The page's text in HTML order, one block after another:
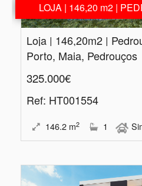
LOJA | 146,20 m2 |
Loja | 146,20m2 |
Porto, Maia, Pedrouços
325.000€
Ref: HT001554
146.2 m2 1